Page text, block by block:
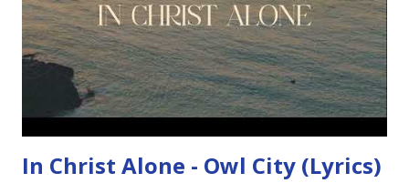
In Christ Alone - Owl City (Lyrics)